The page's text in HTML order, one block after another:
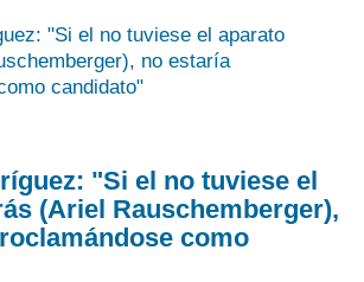
"Si el no tuviese el
(Ariel Rauschemberger),
como